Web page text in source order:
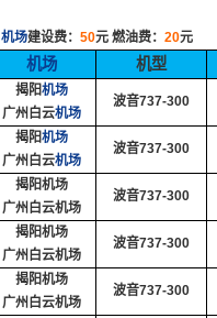
机场建设费： 50元 燃油费： 20元
机场 机型
揭阳机场
广州 白云机场
波音737-300
揭阳机场
广州 白云机场
波音737-300
揭阳机场
广州 白云机场
波音737-300
揭阳机场
广州 白云机场
波音737-300
揭阳机场
广州 白云机场
波音737-300